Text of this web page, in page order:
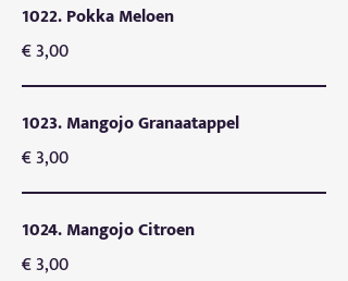
1022. Pokka Meloen
€ 3,00
1023. Mangojo Granaatappel
€ 3,00
1024. Mangojo Citroen
€ 3,00